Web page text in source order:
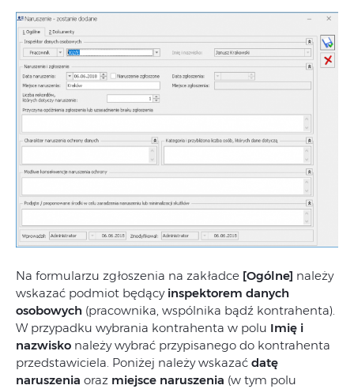
Na formularzu zgłoszenia na zakładce [Ogólne] należy
wskazać podmiot będący inspektorem danych
osobowych (pracownika, wspólnika bądź kontrahenta).
W przypadku wybrania kontrahenta w polu Imię i
nazwisko należy wybrać przypisanego do kontrahenta
przedstawiciela. Poniżej należy wskazać datę
naruszenia oraz miejsce naruszenia (w tym polu